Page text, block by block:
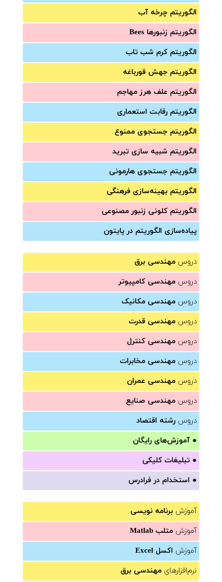
الگوریتم چرخه آب
الگوریتم زنبورها Bees
الگوریتم کرم شب تاب
الگوریتم جهش قورباغه
الگوریتم علف هرز مهاجم
الگوریتم رقابت استعماری
الگوریتم جستجوی ممنوع
الگوریتم شبیه سازی تبرید
الگوریتم جستجوی هارمونی
الگوریتم بهینه‌سازی فرهنگی
الگوریتم کلونی زنبور مصنوعی
پیاده‌سازی الگوریتم در پایتون
دروس مهندسی برق
دروس مهندسی کامپیوتر
دروس مهندسی مکانیک
دروس مهندسی قدرت
دروس مهندسی کنترل
دروس مهندسی مخابرات
دروس مهندسی عمران
دروس مهندسی صنایع
دروس رشته اقتصاد
● آموزش‌های رایگان
● تبلیغات کلیکی
● استخدام در فرادرس
آموزش برنامه نویسی
آموزش متلب Matlab
آموزش اکسل Excel
نرم‌افزارهای مهندسی برق